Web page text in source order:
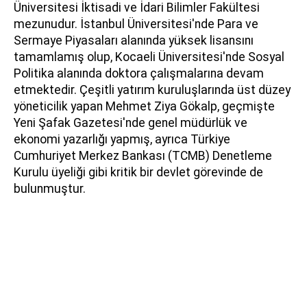
Üniversitesi İktisadi ve İdari Bilimler Fakültesi
mezunudur. İstanbul Üniversitesi'nde Para ve
Sermaye Piyasaları alanında yüksek lisansını
tamamlamış olup, Kocaeli Üniversitesi'nde Sosyal
Politika alanında doktora çalışmalarına devam
etmektedir. Çeşitli yatırım kuruluşlarında üst düzey
yöneticilik yapan Mehmet Ziya Gökalp, geçmişte
Yeni Şafak Gazetesi'nde genel müdürlük ve
ekonomi yazarlığı yapmış, ayrıca Türkiye
Cumhuriyet Merkez Bankası (TCMB) Denetleme
Kurulu üyeliği gibi kritik bir devlet görevinde de
bulunmuştur.